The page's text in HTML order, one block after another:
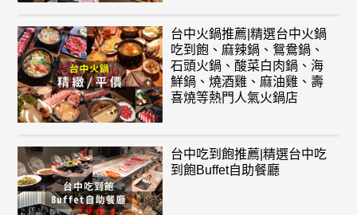
台中火鍋推薦|精選台中火鍋
吃到飽、麻辣鍋、鴛鴦鍋、
石頭火鍋、酸菜白肉鍋、海
鮮鍋、燒酒雞、麻油雞、壽
喜燒等熱門人氣火鍋店
台中吃到飽推薦|精選台中吃
到飽Buffet自助餐廳